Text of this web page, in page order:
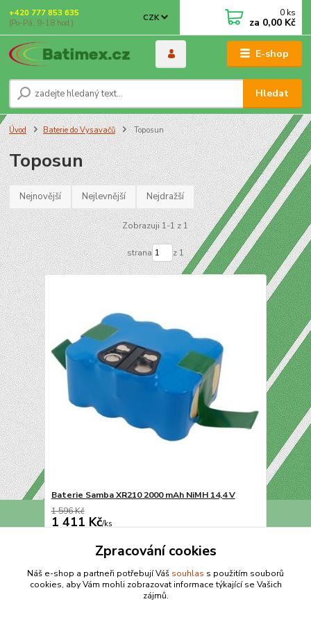
E-shop
CZK
Hledat
+420 777 853 635
(Po-Pá, 9-18 hod.)
0 ks
za 0,00 Kč
Úvod Baterie do Vysavačů Toposun
Toposun
Nejnovější Nejlevnější Nejdražší
Zobrazuji 1-1 z 1
strana z 1
Baterie Samba XR210 2000 mAh NiMH 14,4 V
1 596 Kč
1 411 Kč/ks
Přidat do košíku
strana z 1
Zpracování cookies
Náš e-shop a partneři potřebují Váš souhlas s použitím souborů
cookies, aby Vám mohli zobrazovat informace týkající se Vašich
zájmů.